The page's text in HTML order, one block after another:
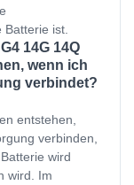
ist.
14G 14Q
wenn ich
verbindet?
entstehen,
verbinden,
wird
wird. Im